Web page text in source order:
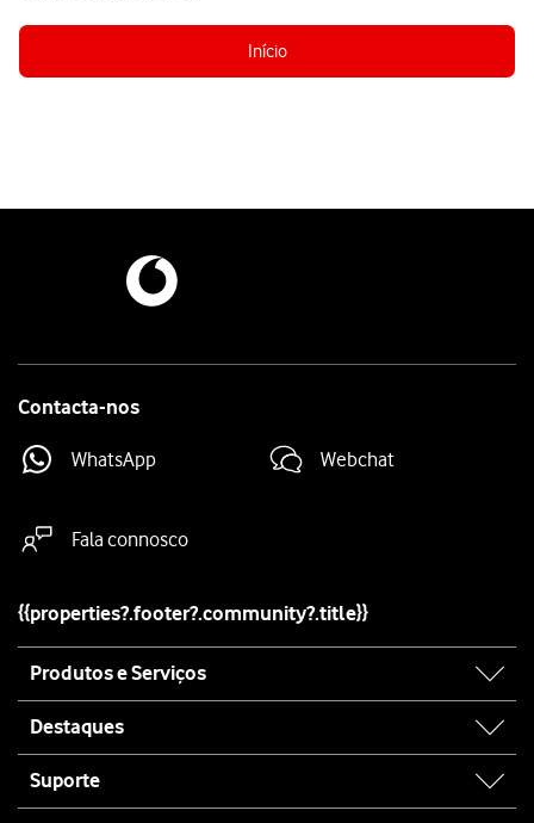
Início
Contacta-nos
WhatsApp Webchat
Fala connosco
{{properties?.footer?.community?.title}}
map
Produtos e Serviços
Destaques
Suporte